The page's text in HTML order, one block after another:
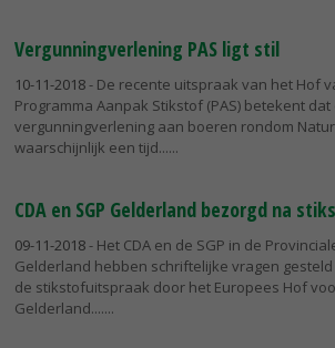
Vergunningverlening PAS ligt stil
10-11-2018- De recente uitspraak van het Hof
Programma Aanpak Stikstof (PAS) betekent dat
vergunningverlening aan boeren rondom
waarschijnlijk een tijd...
CDA en SGP Gelderland bezorgd na
09-11-2018- Het CDA en de SGP in de
Gelderland hebben schriftelijke vragen
de stikstofuitspraak door het Europees Hof
Gelderland....